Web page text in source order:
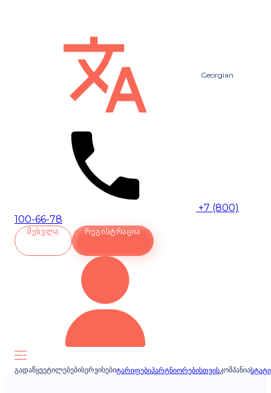
Georgian
+7 (800)
100-66-78
ᲨᲔᲡᲕᲚᲐ ᲠᲔᲒᲘᲡᲢᲠᲐᲪᲘᲐ
ᲒᲐᲓᲐᲬᲧᲕᲔᲢᲘᲚᲔᲑᲔᲑᲘᲡᲔᲠᲕᲘᲡᲔᲑᲘᲢᲐᲠᲘᲤᲔᲑᲘᲞᲐᲠᲢᲜᲘᲝᲠᲔᲑᲘᲡᲗᲕᲘᲡᲙᲝᲛᲞᲐᲜᲘᲐ